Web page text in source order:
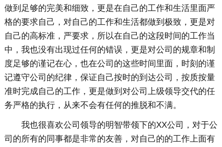
做到足够的完美和细致，更是在自己的工作和生活里面严
格的要求自己，对自己的工作和生活都做到极致，更是对
自己的高标准，严要求，所以在自己的这段时间的工作当
中，我也没有出现过任何的错误，更是对公司的规章和制
度足够的谨记在心，也在公司的这些时间里面，时刻的谨
记遵守公司的纪律，保证自己按时的到达公司，按质按量
准时完成自己的工作，更是做到对公司上级领导交代的任
务严格的执行，从来不会有任何的推脱和不满。
我也很喜欢公司领导的明智带领下的XX公司，对于公
司的所有的同事都是非常的友善，对自己的的工作上面有